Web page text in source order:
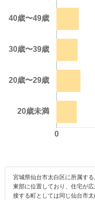
宮城県仙台市太白区に所属す
東部に位置しており、住宅が
接する町としては同じ仙台市